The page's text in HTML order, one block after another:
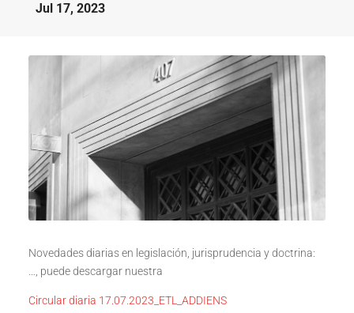
Jul 17, 2023
Novedades diarias en legislación, jurisprudencia y doctrina:
…, puede descargar nuestra
Circular diaria 17.07.2023_ETL_ADDIENS